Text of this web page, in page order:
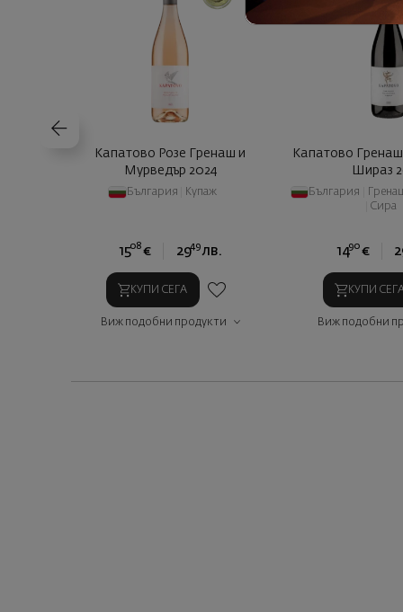
Капатово Розе Гренаш и
Мурведър 2024
България Купаж
1508 € 2949 лв.
КУПИ СЕГА
Виж подобни продукти
Капатово
Шираз
България
Сира
1490 €
КУПИ
Виж подобни